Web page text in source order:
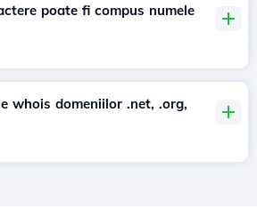
poate fi compus numele
whois domeniilor .net, .org,